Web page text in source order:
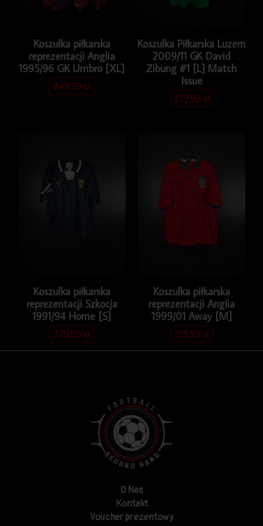
Koszulka piłkarska
reprezentacji Anglia
1995/96 GK Umbro [XL]
849.99zł
Koszulka Piłkarska Luzern
2009/11 GK David
Zibung #1 [L] Match
Issue
279.99zł
Koszulka piłkarska
reprezentacji Szkocja
1991/94 Home [S]
329.99zł
Koszulka piłkarska
reprezentacji Anglia
1999/01 Away [M]
219.99zł
O Nas
Kontakt
Voucher prezentowy